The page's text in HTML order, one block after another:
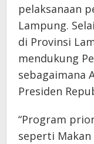
pelaksanaan
Lampung.
di Provinsi
mendukung
sebagaimana
Presiden
“Program
seperti